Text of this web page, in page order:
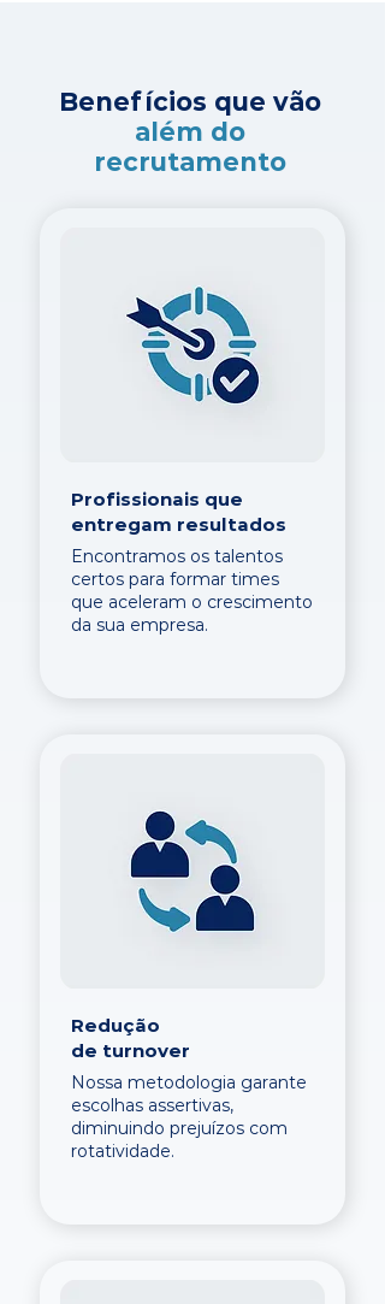
Benefícios que vão
além do
recrutamento
Profissionais que
entregam resultados
Encontramos os talentos
certos para formar times
que aceleram o crescimento
da sua empresa.
Redução
de turnover
Nossa metodologia garante
escolhas assertivas,
diminuindo prejuízos com
rotatividade.